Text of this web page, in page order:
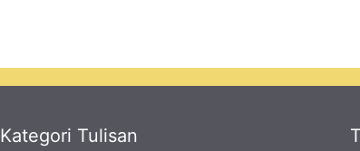
Kategori Tulisan